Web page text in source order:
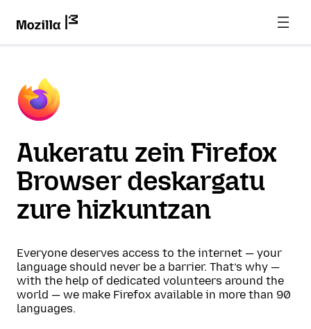
Aukeratu zein Firefox
Browser deskargatu
zure hizkuntzan
Everyone deserves access to the internet — your
language should never be a barrier. That’s why —
with the help of dedicated volunteers around the
world — we make Firefox available in more than 90
languages.